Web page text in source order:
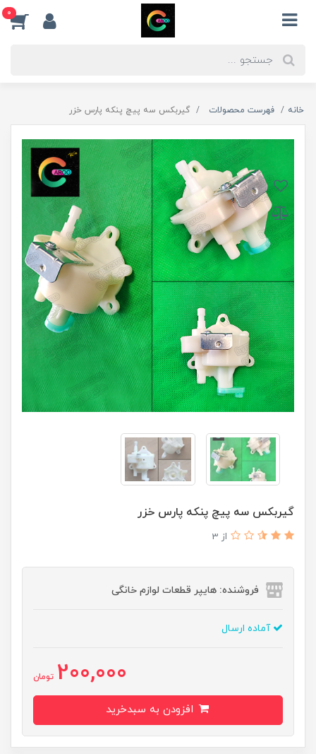
0
خانه فهرست محصولات گیربکس سه پیچ پنکه پارس خزر
گیربکس سه پیچ پنکه پارس خزر
از 3
فروشنده: هایپر قطعات لوازم خانگی
آماده ارسال
200,000 تومان